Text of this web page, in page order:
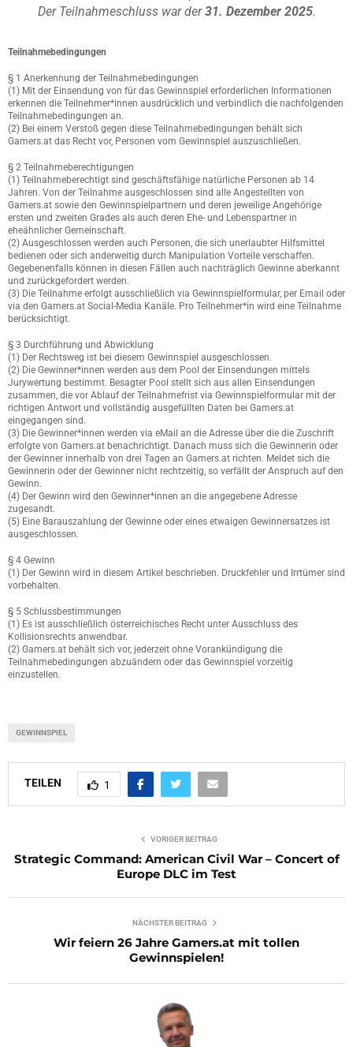
Der Teilnahmeschluss war der31. Dezember 2025.
Teilnahmebedingungen
§ 1 Anerkennung der Teilnahmebedingungen
(1) Mit der Einsendung von für das Gewinnspiel erforderlichen Informationen
erkennen die Teilnehmer*innen ausdrücklich und verbindlich die nachfolgenden
Teilnahmebedingungen an.
(2) Bei einem Verstoß gegen diese Teilnahmebedingungen behält sich
Gamers.at das Recht vor, Personen vom Gewinnspiel auszuschließen.
§ 2 Teilnahmeberechtigungen
(1) Teilnahmeberechtigt sind geschäftsfähige natürliche Personen ab 14
Jahren. Von der Teilnahme ausgeschlossen sind alle Angestellten von
Gamers.at sowie den Gewinnspielpartnern und deren jeweilige Angehörige
ersten und zweiten Grades als auch deren Ehe- und Lebenspartner in
eheähnlicher Gemeinschaft.
(2) Ausgeschlossen werden auch Personen, die sich unerlaubter Hilfsmittel
bedienen oder sich anderweitig durch Manipulation Vorteile verschaffen.
Gegebenenfalls können in diesen Fällen auch nachträglich Gewinne aberkannt
und zurückgefordert werden.
(3) Die Teilnahme erfolgt ausschließlich via Gewinnspielformular, per Email oder
via den Gamers.at Social-Media Kanäle. Pro Teilnehmer*in wird eine Teilnahme
berücksichtigt.
§ 3 Durchführung und Abwicklung
(1) Der Rechtsweg ist bei diesem Gewinnspiel ausgeschlossen.
(2) Die Gewinner*innen werden aus dem Pool der Einsendungen mittels
Jurywertung bestimmt. Besagter Pool stellt sich aus allen Einsendungen
zusammen, die vor Ablauf der Teilnahmefrist via Gewinnspielformular mit der
richtigen Antwort und vollständig ausgefüllten Daten bei Gamers.at
eingegangen sind.
(3) Die Gewinner*innen werden via eMail an die Adresse über die die Zuschrift
erfolgte von Gamers.at benachrichtigt. Danach muss sich die Gewinnerin oder
der Gewinner innerhalb von drei Tagen an Gamers.at richten. Meldet sich die
Gewinnerin oder der Gewinner nicht rechtzeitig, so verfällt der Anspruch auf den
Gewinn.
(4) Der Gewinn wird den Gewinner*innen an die angegebene Adresse
zugesandt.
(5) Eine Barauszahlung der Gewinne oder eines etwaigen Gewinnersatzes ist
ausgeschlossen.
§ 4 Gewinn
(1) Der Gewinn wird in diesem Artikel beschrieben. Druckfehler und Irrtümer sind
vorbehalten.
§ 5 Schlussbestimmungen
(1) Es ist ausschließlich österreichisches Recht unter Ausschluss des
Kollisionsrechts anwendbar.
(2) Gamers.at behält sich vor, jederzeit ohne Vorankündigung die
Teilnahmebedingungen abzuändern oder das Gewinnspiel vorzeitig
einzustellen.
GEWINNSPIEL
TEILEN 1
VORIGER BEITRAG
Strategic Command: American Civil War – Concert of
Europe DLC im Test
NÄCHSTER BEITRAG
Wir feiern 26 Jahre Gamers.at mit tollen
Gewinnspielen!